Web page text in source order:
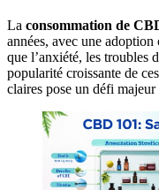
La consommation de
années, avec une
que l’anxiété, les troubles
popularité croissante de
claires pose un défi